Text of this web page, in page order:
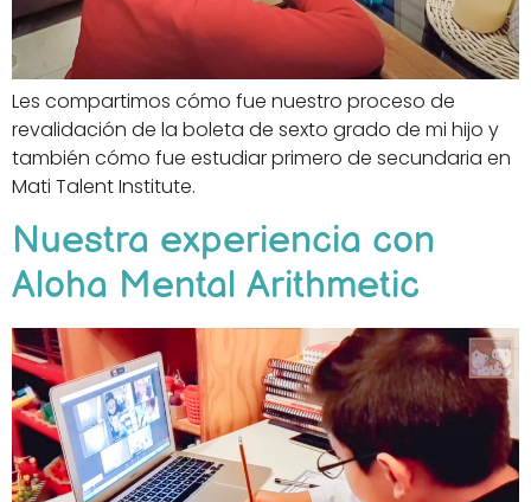
Les compartimos cómo fue nuestro proceso de
revalidación de la boleta de sexto grado de mi hijo y
también cómo fue estudiar primero de secundaria en
Mati Talent Institute.
Nuestra experiencia con
Aloha Mental Arithmetic